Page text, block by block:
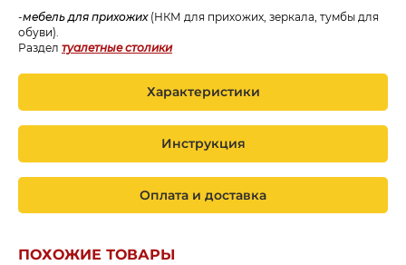
-мебель для прихожих(НКМ для прихожих, зеркала, тумбы для
обуви).
Раздел туалетные столики
Характеристики
Инструкция
Оплата и доставка
ПОХОЖИЕ ТОВАРЫ